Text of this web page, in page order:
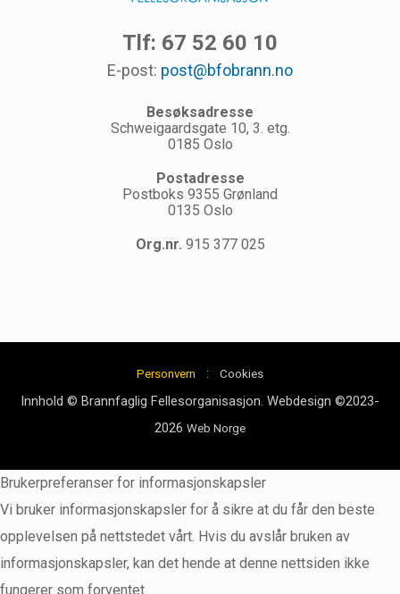
Tlf: 67 52 60 10
E-post: post@bfobrann.no
Besøksadresse
Schweigaardsgate 10, 3. etg.
0185 Oslo
Postadresse
Postboks 9355 Grønland
0135 Oslo
Org.nr. 915 377 025
Personvern : Cookies
Innhold © Brannfaglig Fellesorganisasjon. Webdesign ©2023-
2026 Web Norge
Brukerpreferanser for informasjonskapsler
Vi bruker informasjonskapsler for å sikre at du får den beste
opplevelsen på nettstedet vårt. Hvis du avslår bruken av
informasjonskapsler, kan det hende at denne nettsiden ikke
fungerer som forventet.